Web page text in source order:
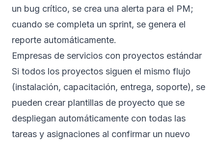
un bug crítico, se crea una alerta para el PM;
cuando se completa un sprint, se genera el
reporte automáticamente.
Empresas de servicios con proyectos estándar
Si todos los proyectos siguen el mismo flujo
(instalación, capacitación, entrega, soporte), se
pueden crear plantillas de proyecto que se
despliegan automáticamente con todas las
tareas y asignaciones al confirmar un nuevo